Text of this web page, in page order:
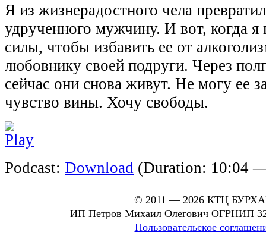
Я из жизнерадостного чела
удрученного мужчину. И вот, когда
силы, чтобы избавить ее от
любовнику своей подруги. Через
сейчас они снова живут. Не могу ее
чувство вины. Хочу свободы.
Podcast: Download (Duration: 10:04
© 2011 — 2026 КТЦ
ИП Петров Михаил Олегович ОГРНИП
Пользовательское